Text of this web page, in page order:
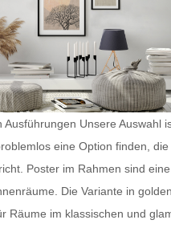
Ausführungen Unsere Auswahl
eine Option finden, die
Poster im Rahmen sind
Die Variante in
Räume im klassischen und